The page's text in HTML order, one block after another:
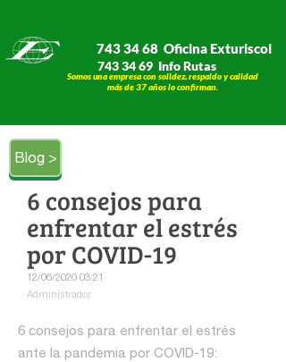
743 34 68 Oficina Exturiscol
Somos una empresa con solidez, respaldo y calidad
​​​​​​​más de 37 años lo confirman.
743 34 69 Info Rutas
6 consejos para
enfrentar el estrés
por COVID-19
12/06/2020 03:21
Administrador
6 consejos para enfrentar el estrés
ante la pandemia por COVID-19:
Blog >